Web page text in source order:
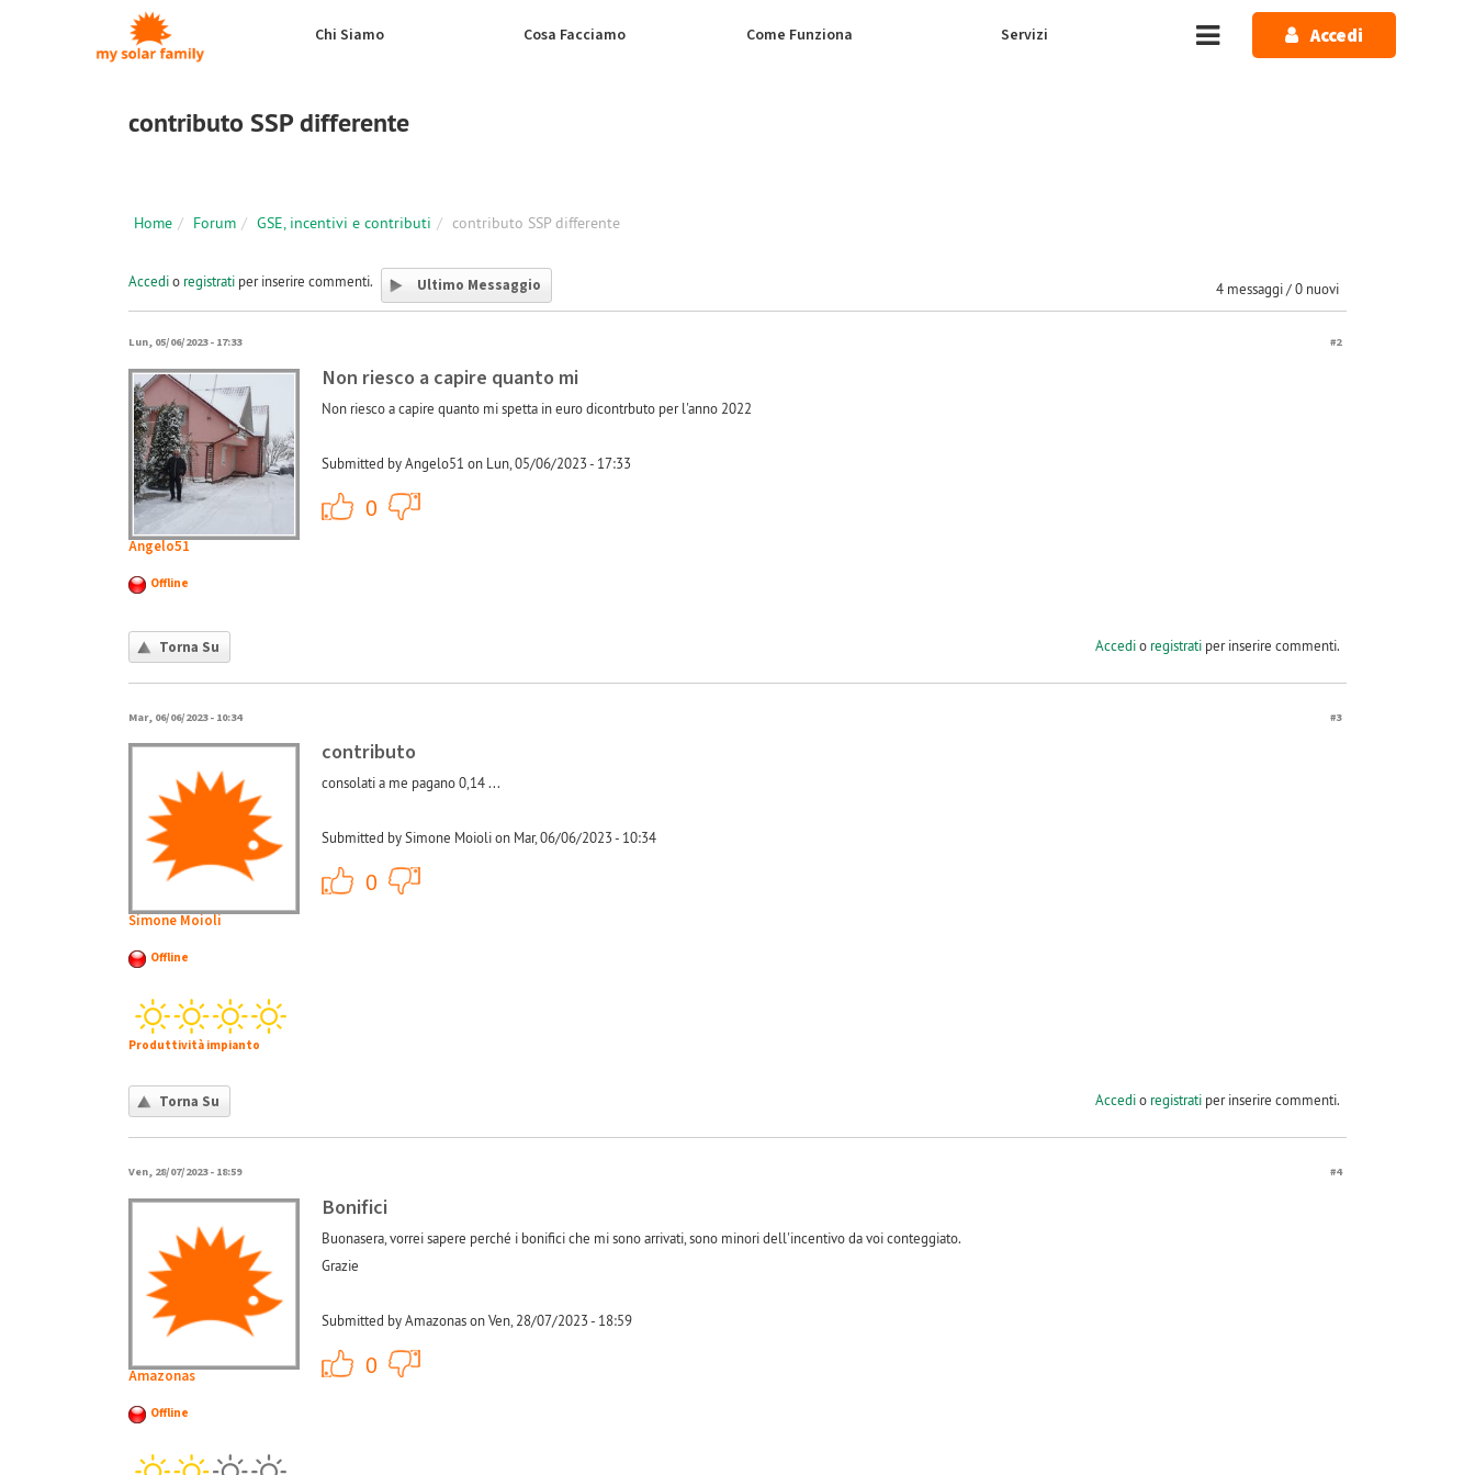
Salta al contenuto principale
Chi Siamo Cosa Facciamo Come Funziona Servizi Accedi
contributo SSP differente
Home Forum GSE, incentivi e contributi contributo SSP differente
4 messaggi / 0 nuovi
Accedio registrati per inserire commenti. Ultimo Messaggio
Lun, 05/06/2023 - 17:33 #2
Angelo51
Offline
Non riesco a capire quanto mi
Non riesco a capire quanto mi spetta in euro dicontrbuto per l'anno 2022
Submitted by Angelo51 on Lun, 05/06/2023 - 17:33
0
Torna Su Accedio registratiper inserire commenti.
Mar, 06/06/2023 - 10:34 #3
Simone Moioli
Offline
Produttività impianto
contributo
consolati a me pagano 0,14 ...
Submitted by Simone Moioli on Mar, 06/06/2023 - 10:34
0
Torna Su Accedio registratiper inserire commenti.
Ven, 28/07/2023 - 18:59 #4
Amazonas
Offline
Bonifici
Buonasera, vorrei sapere perché i bonifici che mi sono arrivati, sono minori dell'incentivo da voi conteggiato.
Grazie
Submitted by Amazonas on Ven, 28/07/2023 - 18:59
0